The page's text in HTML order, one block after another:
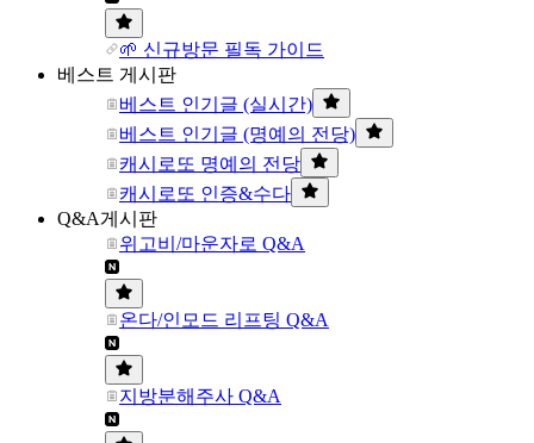
🌱 신규방문 필독 가이드
베스트 게시판
베스트 인기글 (실시간)
베스트 인기글 (명예의 전당)
캐시로또 명예의 전당
캐시로또 인증&수다
Q&A게시판
위고비/마운자로 Q&A
온다/인모드 리프팅 Q&A
지방분해주사 Q&A